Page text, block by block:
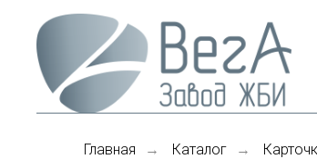
Главная → Каталог →